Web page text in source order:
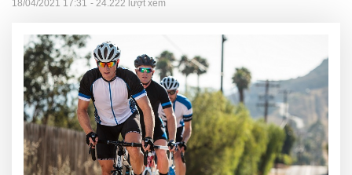
18/04/2021 17:31 - 24.222 lượt xem